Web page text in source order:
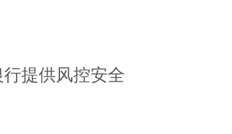
行提供风控安全